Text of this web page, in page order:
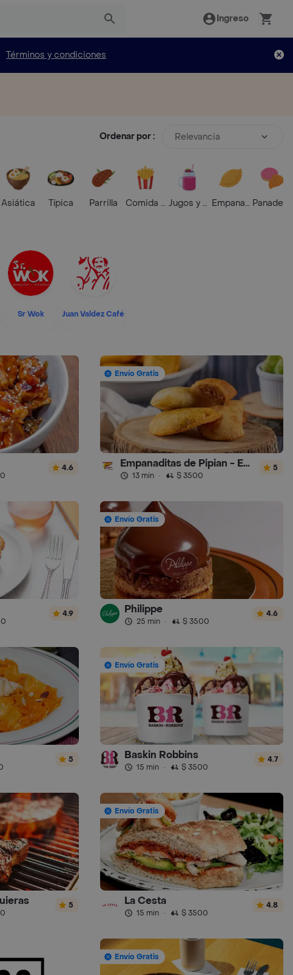
Ingreso
Términos y condiciones
Ordenar por : Relevancia
Asiática Típica Parrilla Comida RápidaJugos y BatidosEmpanadasPanadería
Sr Wok Juan Valdez Café
4.6
Envío Gratis
Empanaditas de Pipian - Empanadas
13 min · $ 3500
5
4.9
Envío Gratis
Philippe
25 min · $ 3500
4.6
5
Envío Gratis
Baskin Robbins
15 min · $ 3500
4.7
5
Envío Gratis
La Cesta
15 min · $ 3500
4.8
Envío Gratis